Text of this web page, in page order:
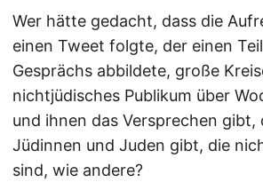
Wer hätte gedacht, dass die
einen Tweet folgte, der einen
Gesprächs abbildete, große
nichtjüdisches Publikum über
und ihnen das Versprechen gibt,
Jüdinnen und Juden gibt, die
sind, wie andere?